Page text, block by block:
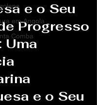
em Angola
Comba
e o Seu
Progresso
Uma
e o Seu